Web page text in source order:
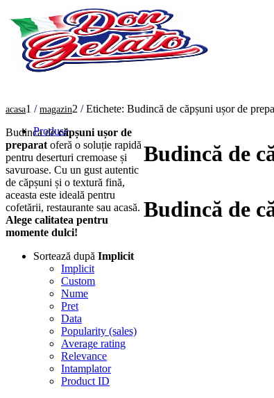
Produse
acasa1 / magazin2 / Etichete: Budincă de căpșuni ușor de
Budincă de
Budincă de
Budinca decăpșuni ușor de
preparat oferă o soluție rapidă
pentru deserturi cremoase și
savuroase. Cu un gust autentic
de căpșuni și o textură fină,
aceasta este ideală pentru
cofetării, restaurante sau acasă.
Alege calitatea pentru
momente dulci!
Sortează după Implicit
Implicit
Custom
Nume
Pret
Data
Popularity (sales)
Average rating
Relevance
Intamplator
Product ID